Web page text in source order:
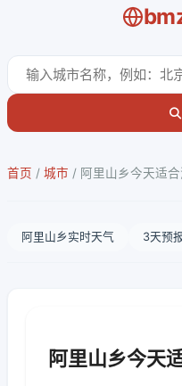
首页 / 城市 / 阿里山乡今天适
阿里山乡实时天气 3天预
阿里山乡今天